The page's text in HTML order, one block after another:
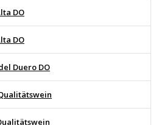
DO
DO
Duero DO